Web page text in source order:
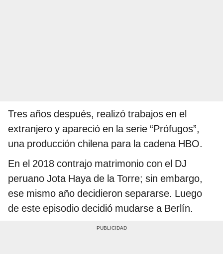
Tres años después, realizó trabajos en el
extranjero y apareció en la serie “Prófugos”,
una producción chilena para la cadena HBO.
En el 2018 contrajo matrimonio con el DJ
peruano Jota Haya de la Torre; sin embargo,
ese mismo año decidieron separarse. Luego
de este episodio decidió mudarse a Berlín.